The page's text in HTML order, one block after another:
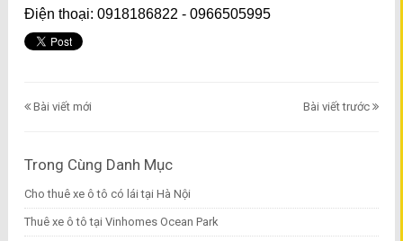
Điện thoại: 0918186822 - 0966505995
Bài viết mới Bài viết trước
Trong Cùng Danh Mục
Cho thuê xe ô tô có lái tại Hà Nội
Thuê xe ô tô tại Vinhomes Ocean Park